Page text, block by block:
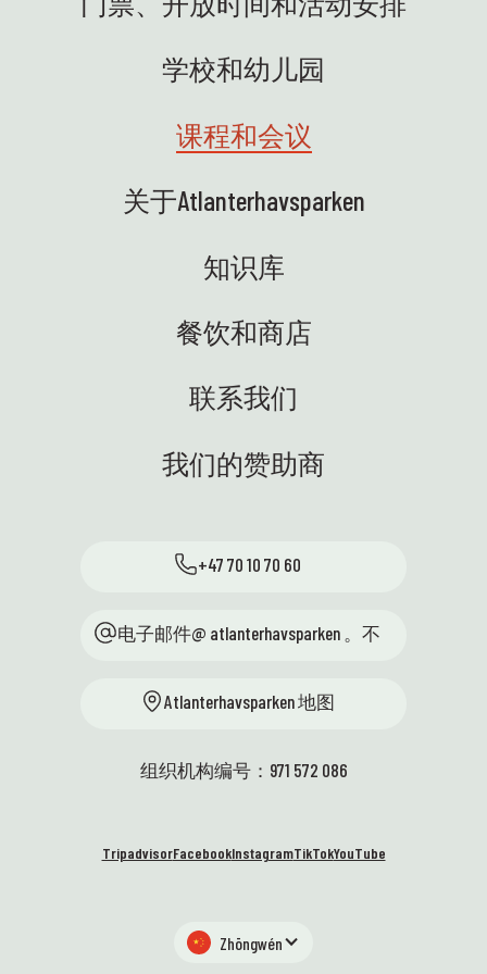
学校和幼儿园
课程和会议
关于Atlanterhavsparken
知识库
餐饮和商店
联系我们
我们的赞助商
+47 70 10 70 60
电子邮件@ atlanterhavsparken 。不
Atlanterhavsparken 地图
组织机构编号：971 572 086
TripadvisorFacebookInstagramTikTokYouTube
Zhōngwén